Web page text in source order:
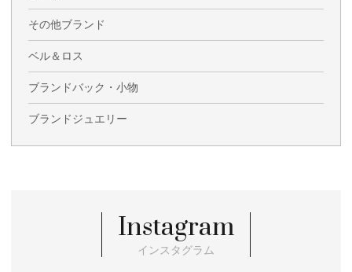
その他ブランド
ベル＆ロス
ブランドバック・小物
ブランドジュエリー
Instagram
インスタグラム